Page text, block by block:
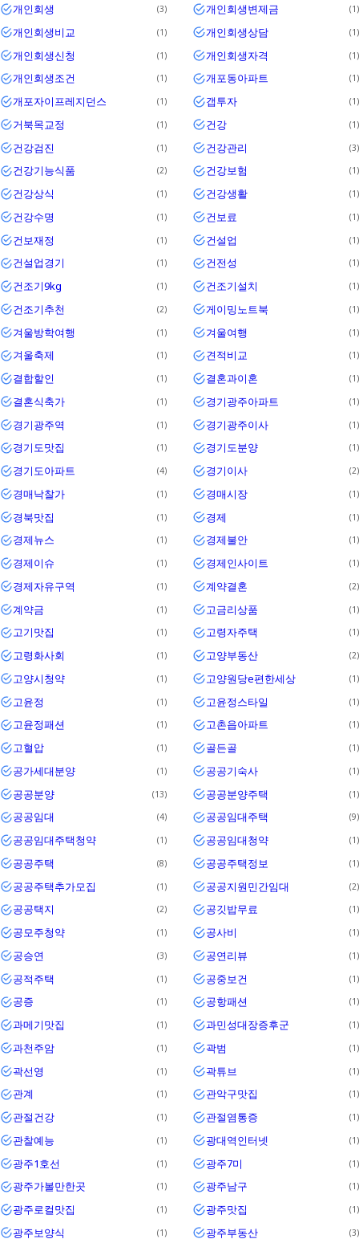
개인회생 3 개인회생변제금 1
개인회생비교 1 개인회생상담 1
개인회생신청 1 개인회생자격 1
개인회생조건 1 개포동아파트 1
개포자이프레지던스 1 갭투자 1
거북목교정 1 건강 1
건강검진 1 건강관리 3
건강기능식품 2 건강보험 1
건강상식 1 건강생활 1
건강수명 1 건보료 1
건보재정 1 건설업 1
건설업경기 1 건전성 1
건조기9kg 1 건조기설치 1
건조기추천 2 게이밍노트북 1
겨울방학여행 1 겨울여행 1
겨울축제 1 견적비교 1
결합할인 1 결혼과이혼 1
결혼식축가 1 경기광주아파트 1
경기광주역 1 경기광주이사 1
경기도맛집 1 경기도분양 1
경기도아파트 4 경기이사 2
경매낙찰가 1 경매시장 1
경북맛집 1 경제 1
경제뉴스 1 경제불안 1
경제이슈 1 경제인사이트 1
경제자유구역 1 계약결혼 2
계약금 1 고금리상품 1
고기맛집 1 고령자주택 1
고령화사회 1 고양부동산 2
고양시청약 1 고양원당e편한세상 1
고윤정 1 고윤정스타일 1
고윤정패션 1 고촌읍아파트 1
고혈압 1 골든골 1
공가세대분양 1 공공기숙사 1
공공분양 13 공공분양주택 1
공공임대 4 공공임대주택 9
공공임대주택청약 1 공공임대청약 1
공공주택 8 공공주택정보 1
공공주택추가모집 1 공공지원민간임대 2
공공택지 2 공깃밥무료 1
공모주청약 1 공사비 1
공승연 3 공연리뷰 1
공적주택 1 공중보건 1
공증 1 공항패션 1
과메기맛집 1 과민성대장증후군 1
과천주암 1 곽범 1
곽선영 1 곽튜브 1
관계 1 관악구맛집 1
관절건강 1 관절염통증 1
관찰예능 1 광대역인터넷 1
광주1호선 1 광주7미 1
광주가볼만한곳 1 광주남구 1
광주로컬맛집 1 광주맛집 1
광주보양식 1 광주부동산 3